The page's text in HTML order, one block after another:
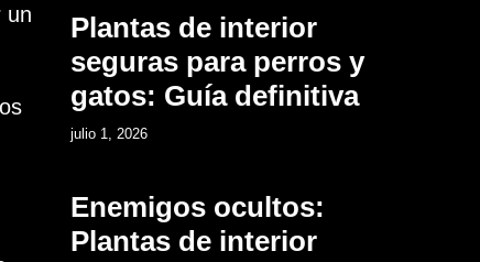
un
Plantas de interior
seguras para perros y
gatos: Guía definitiva
julio 1, 2026
Enemigos ocultos:
Plantas de interior